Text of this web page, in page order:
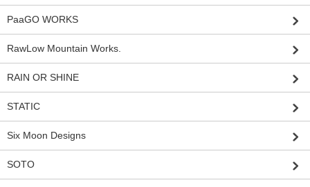
PaaGO WORKS
RawLow Mountain Works.
RAIN OR SHINE
STATIC
Six Moon Designs
SOTO